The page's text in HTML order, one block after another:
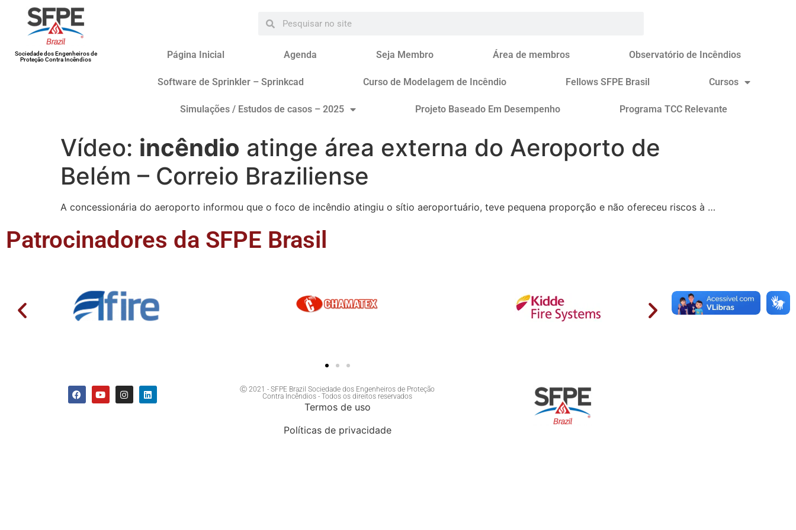
Sociedade dos Engenheiros de
Proteção Contra Incêndios
Página Inicial Agenda Seja Membro Área de membros Observatório de Incêndios
Software de Sprinkler – Sprinkcad Curso de Modelagem de Incêndio Fellows SFPE Brasil Cursos
Simulações / Estudos de casos – 2025 Projeto Baseado Em Desempenho Programa TCC Relevante
Vídeo: incêndio atinge área externa do Aeroporto de
Belém – Correio Braziliense
A concessionária do aeroporto informou que o foco de incêndio atingiu o sítio aeroportuário, teve pequena proporção e não ofereceu riscos à …
Patrocinadores da SFPE Brasil
Ⓒ 2021 - SFPE Brazil Sociedade dos Engenheiros de Proteção
Contra Incêndios - Todos os direitos reservados
Termos de uso
Políticas de privacidade